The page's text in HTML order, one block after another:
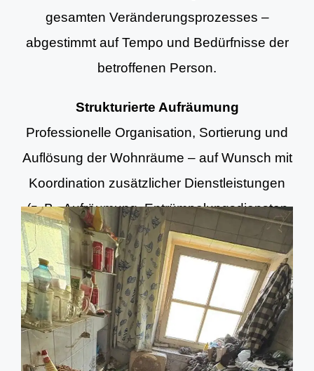
gesamten Veränderungsprozesses –
abgestimmt auf Tempo und Bedürfnisse der
betroffenen Person.
Strukturierte Aufräumung
Professionelle Organisation, Sortierung und
Auflösung der Wohnräume – auf Wunsch mit
Koordination zusätzlicher Dienstleistungen
(z. B. Aufräumung, Entrümpelungsdiensten
und Grundreinigung).